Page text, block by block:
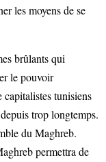
les moyens de se
brûlants qui
le pouvoir
capitalistes tunisiens
trop longtemps.
du Maghreb.
permettra de